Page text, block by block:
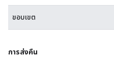
ขอบเขต
การส่งคืน